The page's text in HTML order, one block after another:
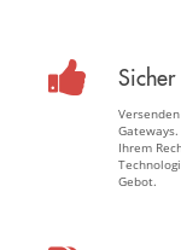
Ihrem
Gebot.